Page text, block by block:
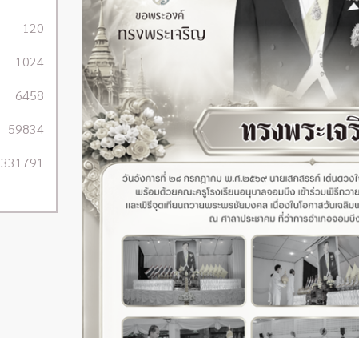
120
1024
6458
59834
331791